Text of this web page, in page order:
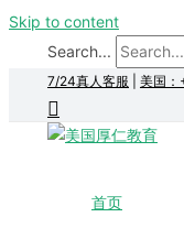
Skip to content
Search...
7/24真人客服 美国
首页